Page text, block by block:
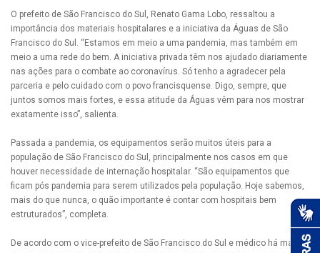
O prefeito de São Francisco do Sul, Renato Gama Lobo, ressaltou a
importância dos materiais hospitalares e a iniciativa da Águas de São
Francisco do Sul. “Estamos em meio a uma pandemia, mas também em
meio a uma rede do bem. A iniciativa privada têm nos ajudado diariamente
nas ações para o combate ao coronavírus. Só tenho a agradecer pela
parceria e pelo cuidado com o povo francisquense. Digo, sempre, que
juntos somos mais fortes, e essa atitude da Águas vêm para nos mostrar
exatamente isso”, salienta.
Passada a pandemia, os equipamentos serão muitos úteis para a
população de São Francisco do Sul, principalmente nos casos em que
houver necessidade de internação hospitalar. “São equipamentos que
ficam pós pandemia para serem utilizados pela população. Hoje sabemos,
mais do que nunca, o quão importante é contar com hospitais bem
estruturados”, completa.
De acordo com o vice-prefeito de São Francisco do Sul e médico há mais